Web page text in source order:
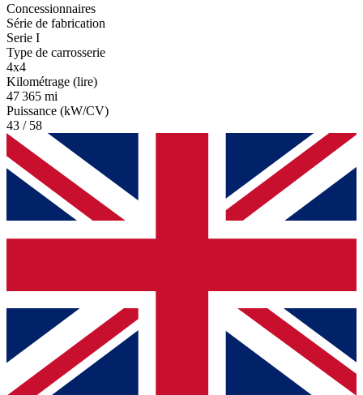
Concessionnaires
Série de fabrication
Serie I
Type de carrosserie
4x4
Kilométrage (lire)
47 365 mi
Puissance (kW/CV)
43 / 58